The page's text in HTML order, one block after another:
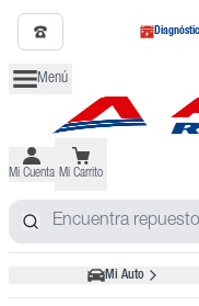
Menú
Mi Cuenta Mi Carrito
Mi Auto